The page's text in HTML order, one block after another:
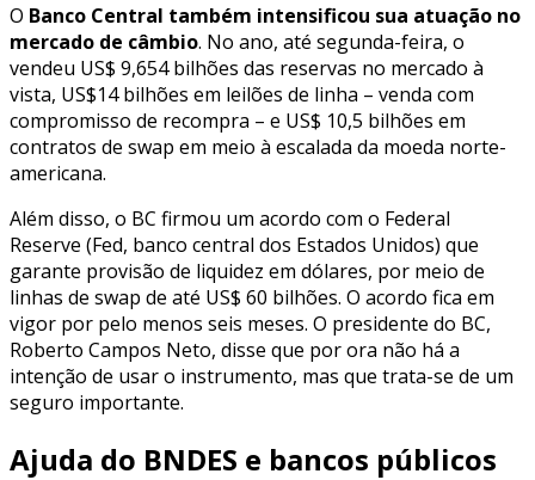
O Banco Central também intensificou sua atuação no
mercado de câmbio. No ano, até segunda-feira, o
vendeu US$ 9,654 bilhões das reservas no mercado à
vista, US$14 bilhões em leilões de linha – venda com
compromisso de recompra – e US$ 10,5 bilhões em
contratos de swap em meio à escalada da moeda norte-
americana.
Além disso, o BC firmou um acordo com o Federal
Reserve (Fed, banco central dos Estados Unidos) que
garante provisão de liquidez em dólares, por meio de
linhas de swap de até US$ 60 bilhões. O acordo fica em
vigor por pelo menos seis meses. O presidente do BC,
Roberto Campos Neto, disse que por ora não há a
intenção de usar o instrumento, mas que trata-se de um
seguro importante.
Ajuda do BNDES e bancos públicos